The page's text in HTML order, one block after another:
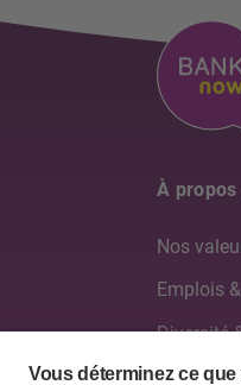
À
Nos
Emplois
Diversité
Conseil